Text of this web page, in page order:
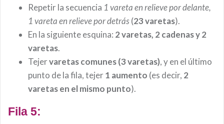
Repetir la secuencia 1 vareta en relieve por delante,
1 vareta en relieve por detrás(23 varetas).
En la siguiente esquina: 2 varetas, 2 cadenas y 2
varetas.
Tejervaretas comunes(3 varetas), y en el último
punto de la fila, tejer1 aumento (es decir, 2
varetas en el mismo punto).
Fila 5: